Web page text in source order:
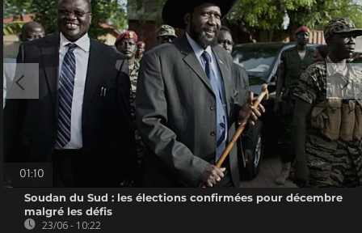
01:10
Soudan du Sud : les élections confirmées pour décembre
malgré les défis
23/06 - 10:22